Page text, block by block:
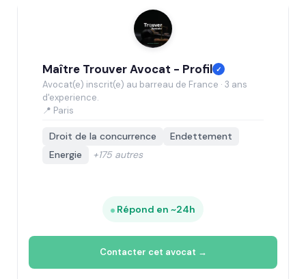
Maître Trouver Avocat - Profil ✓
Avocat(e) inscrit(e) au barreau de France · 3 ans
d'experience.
📍 Paris
Droit de la concurrence
Endettement
Energie
+175 autres
Répond en ~24h
Contacter cet avocat →